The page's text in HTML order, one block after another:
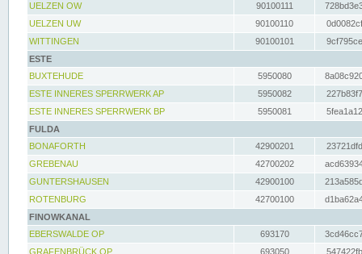
UELZEN OW
90100111
UELZEN UW
90100110
WITTINGEN
90100101
ESTE
BUXTEHUDE
5950080
ESTE INNERES SPERRWERK AP
5950082
ESTE INNERES SPERRWERK BP
5950081
FULDA
BONAFORTH
42900201
GREBENAU
42700202
GUNTERSHAUSEN
42900100
ROTENBURG
42700100
FINOWKANAL
EBERSWALDE OP
693170
GRAFENBRÜCK OP
693050